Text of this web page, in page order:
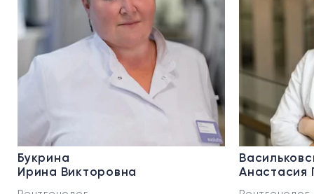
Букрина
Ирина Викторовна
Анастасия